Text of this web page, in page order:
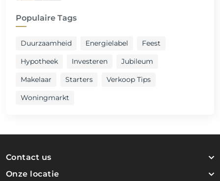
Populaire Tags
Duurzaamheid Energielabel Feest
Hypotheek Investeren Jubileum
Makelaar Starters Verkoop Tips
Woningmarkt
Contact us
Onze locatie